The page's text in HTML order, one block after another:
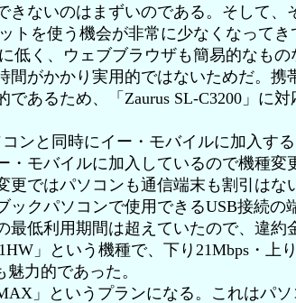
きないのはまずいのである。そして、
トを使う機会が非常に少なくなってき
に低く、ウェブブラウザも簡易的なも
間がかかり実用的ではないためだ。携
あるため、「Zaurus SL-C3200」に
ンと同時にイー・モバイルに加入す
・モバイルに加入しているので機種変
ではパソコンも通信端末も割引はな
ックパソコンで使用できるUSB接続の
低利用期間は超えていたので、違約
」という機種で、下り21Mbps・上
力的であった。
」というプランになる。これはパソ